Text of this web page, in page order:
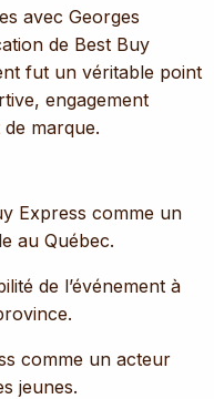
avec Georges
de Best Buy
fut un véritable point
engagement
marque.
Express comme un
au Québec.
de l’événement à
comme un acteur
jeunes.